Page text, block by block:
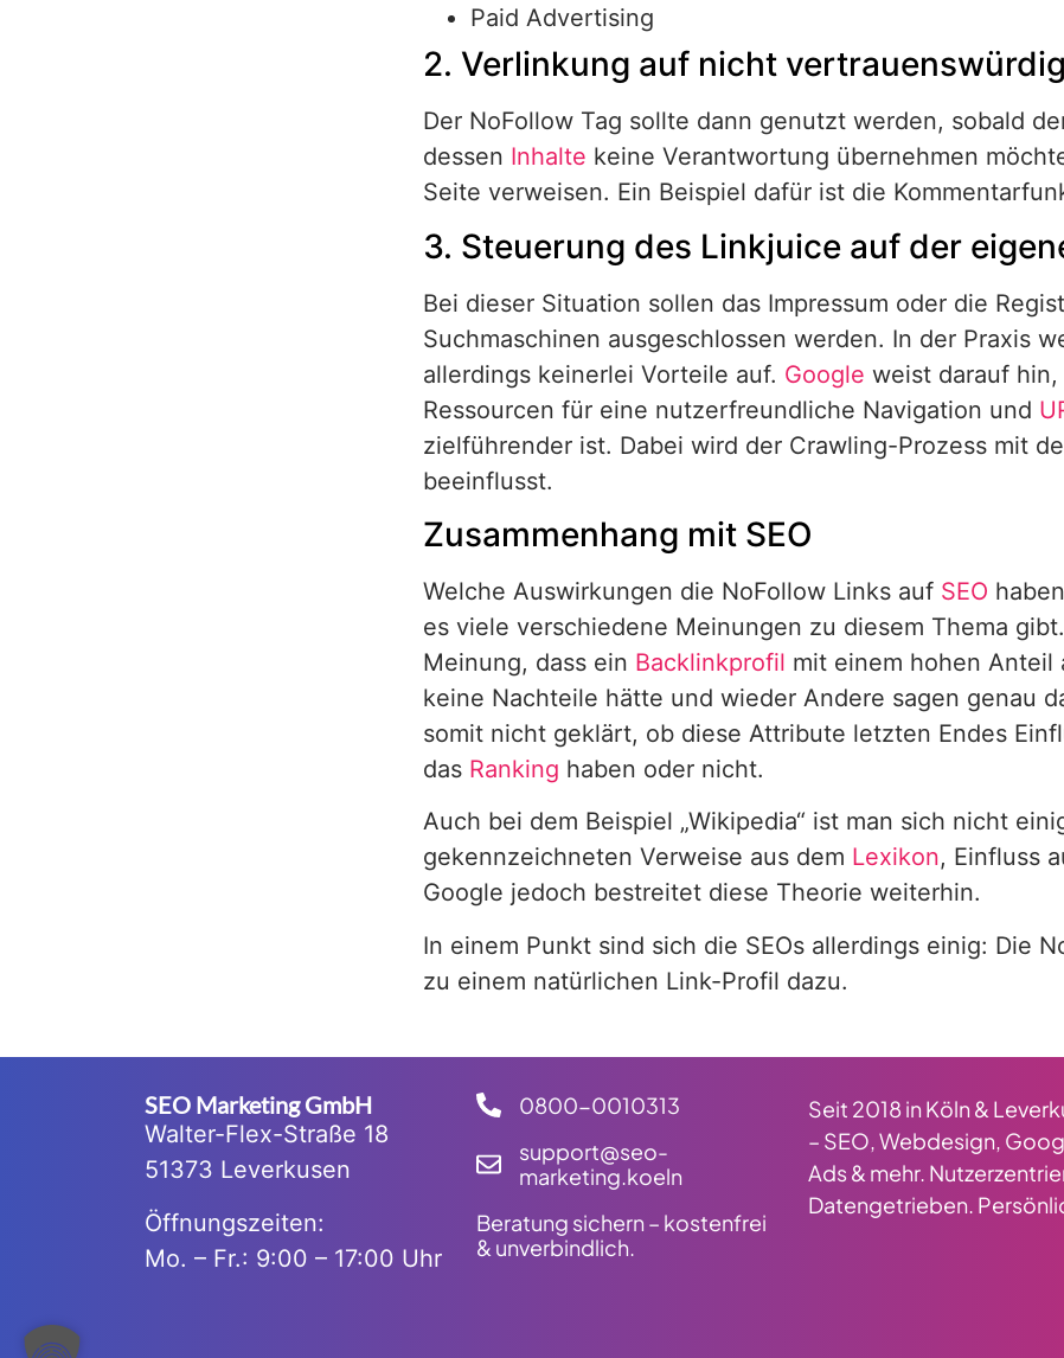
Paid Advertising
2. Verlinkung auf nicht
Der NoFollow Tag sollte dann genutzt werden, sobald
dessen Inhalte keine Verantwortung übernehmen
Seite verweisen. Ein Beispiel dafür ist die
3. Steuerung des Linkjuice auf der
Bei dieser Situation sollen das Impressum oder die
Suchmaschinen ausgeschlossen werden. In der Praxis
allerdings keinerlei Vorteile auf. Google weist darauf
Ressourcen für eine nutzerfreundliche Navigation und
zielführender ist. Dabei wird der Crawling-Prozess mit
beeinflusst.
Zusammenhang mit SEO
Welche Auswirkungen die NoFollow Links auf SEO
es viele verschiedene Meinungen zu diesem Thema
Meinung, dass ein Backlinkprofil mit einem hohen Anteil
keine Nachteile hätte und wieder Andere sagen genau
somit nicht geklärt, ob diese Attribute letzten Endes
das Ranking haben oder nicht.
Auch bei dem Beispiel „Wikipedia“ ist man sich nicht
gekennzeichneten Verweise aus dem Lexikon, Einfluss
Google jedoch bestreitet diese Theorie weiterhin.
In einem Punkt sind sich die SEOs allerdings einig: Die
zu einem natürlichen Link-Profil dazu.
SEO Marketing GmbH
Walter-Flex-Straße 18
51373 Leverkusen
Öffnungszeiten:
Mo. – Fr.: 9:00 – 17:00 Uhr
0800-0010313
support@seo-
marketing.koeln
Beratung sichern – kostenfrei
& unverbindlich.
Seit 2018 in Köln &
– SEO, Webdesign,
Ads & mehr.
Datengetrieben.